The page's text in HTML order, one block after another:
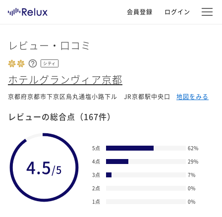
会員登録 ログイン
レビュー・口コミ
シティ
ホテルグランヴィア京都
京都府京都市下京区烏丸通塩小路下ル JR京都駅中央口 地図をみる
レビューの総合点 （167件）
4.5/5
5点 62%
4点
29%
3点
7%
2点
0%
1点
0%